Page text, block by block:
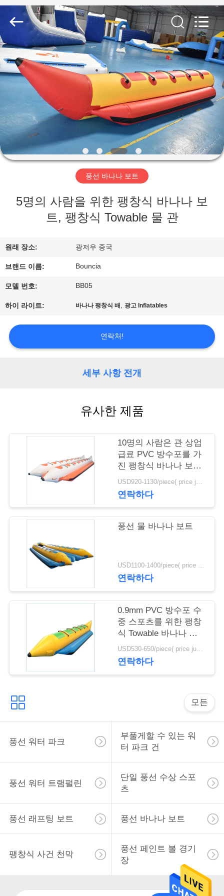
집
품
화
면
하
여
공
품
요
문
을
요
구
하
세
사
이
2026
Guangzhou
Inflatables
Factory.
Rights
Reserved.
풍선 바나나 보트
5명의 사람을 위한 팽창식 바나나 보
트, 팽창식 Towable 물 관
원래 장소: 광저우 중국
브랜드 이름: Bouncia
모델 번호: BB05
하이 라이트: 바나나 팽창식 배 ,광고 Inflatables
연락처!
세부 사항 전개
유사한 제품
10명의 사람은 관 상업
급료 PVC 방수포를 가
진 팽창식 바나나 보트
를 두배로 합니다
USD920-1130/piece( price just for reference, detailed prices need to be confirmed) MOQ:1PC
연락하다
풍선 물 바나나 보트
USD1100-1400/piece( price just for reference, detailed prices need to be confirmed) MOQ:1PC
연락하다
0.9mm PVC 방수포 수
중 스포츠를 위한 팽창
식 Towable 바나나 보
트 관
USD530-650/piece( price just for reference, detailed prices need to be confirmed) MOQ:1PC
연락하다
모든
풍선 워터 파크
부풀게할 수 있는 워
터 파크 건
풍선 워터 트램펄린
단일 풍선 수상 스포
츠
풍선 래프팅 보트 풍선 바나나 보트
팽창식 사건 천막
풍선 페인트 볼 경기
장